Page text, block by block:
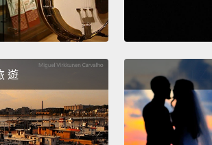
hidden hunger.
全球傑出經濟學家們提出，改善營養，
更美好的未來。我們能齊心替隱性飢餓畫
遊